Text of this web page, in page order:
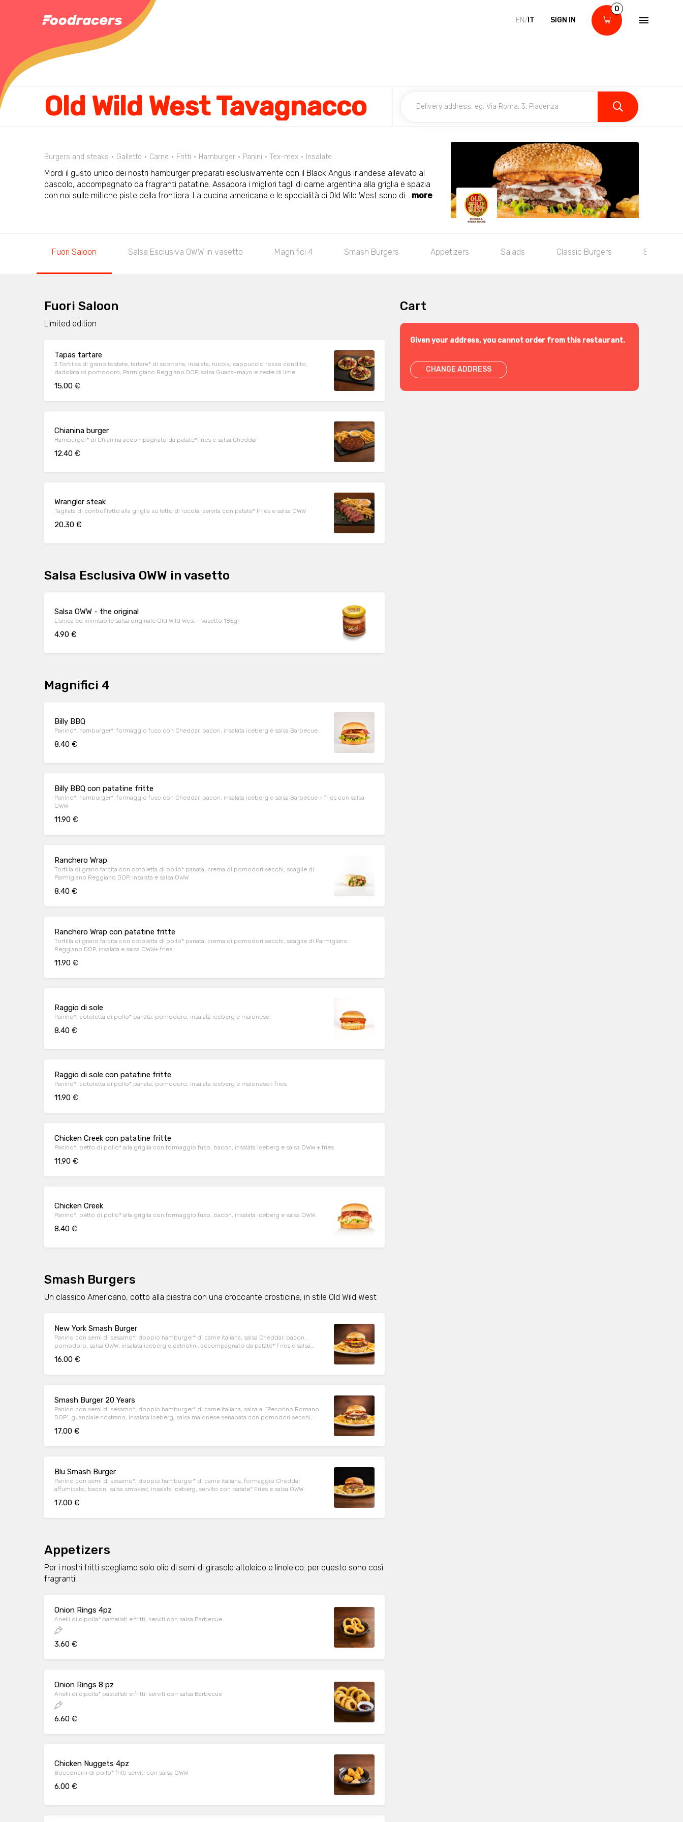
EN/ IT SIGN IN
0
Old Wild West Tavagnacco
Burgers and steaks Galletto Carne Fritti Hamburger Panini Tex-mex Insalate
Mordi il gusto unico dei nostri hamburger preparati esclusivamente con il Black Angus irlandese allevato al
pascolo, accompagnato da fragranti patatine. Assapora i migliori tagli di carne argentina alla griglia e spazia
con noi sulle mitiche piste della frontiera. La cucina americana e le specialità di Old Wild West sono di... more
Fuori Saloon Salsa Esclusiva OWW in vasetto Magnifici 4 Smash Burgers Appetizers Salads Classic Burgers Special
Fuori Saloon
Limited edition
Tapas tartare
3 Tortillas di grano tostate, tartare* di scottona, insalata, rucola, cappuccio rosso condito,
dadolata di pomodoro, Parmigiano Reggiano DOP, salsa Guaca-mayo e zeste di lime
15.00 €
Chianina burger
Hamburger* di Chianina accompagnato da patate*Fries e salsa Cheddar
12.40 €
Wrangler steak
Tagliata di controfiletto alla griglia su letto di rucola, servita con patate* Fries e salsa OWW
20.30 €
Salsa Esclusiva OWW in vasetto
Salsa OWW - the original
L'unica ed inimitabile salsa originale Old Wild West - vasetto 185gr
4.90 €
Magnifici 4
Billy BBQ
Panino*, hamburger*, formaggio fuso con Cheddar, bacon, insalata iceberg e salsa Barbecue.
8.40 €
Billy BBQ con patatine fritte
Panino*, hamburger*, formaggio fuso con Cheddar, bacon, insalata iceberg e salsa Barbecue + fries con salsa
OWW
11.90 €
Ranchero Wrap
Tortilla di grano farcita con cotoletta di pollo* panata, crema di pomodori secchi, scaglie di
Parmigiano Reggiano DOP, insalata e salsa OWW
8.40 €
Ranchero Wrap con patatine fritte
Tortilla di grano farcita con cotoletta di pollo* panata, crema di pomodori secchi, scaglie di Parmigiano
Reggiano DOP, insalata e salsa OWW+ fries
11.90 €
Raggio di sole
Panino*, cotoletta di pollo* panata, pomodoro, insalata iceberg e maionese.
8.40 €
Raggio di sole con patatine fritte
Panino*, cotoletta di pollo* panata, pomodoro, insalata iceberg e maionese+ fries
11.90 €
Chicken Creek con patatine fritte
Panino*, petto di pollo* alla griglia con formaggio fuso, bacon, insalata iceberg e salsa OWW + fries
11.90 €
Chicken Creek
Panino*, petto di pollo* alla griglia con formaggio fuso, bacon, insalata iceberg e salsa OWW
8.40 €
Smash Burgers
Un classico Americano, cotto alla piastra con una croccante crosticina, in stile Old Wild West
New York Smash Burger
Panino con semi di sesamo*, doppio hamburger* di carne italiana, salsa Cheddar, bacon,
pomodoro, salsa OWW, insalata iceberg e cetriolini, accompagnato da patate* Fries e salsa
16.00 €
Smash Burger 20 Years
Panino con semi di sesamo*, doppio hamburger* di carne italiana, salsa al "Pecorino Romano
DOP", guanciale nostrano, insalata iceberg, salsa maionese senapata con pomodori secchi,
17.00 €
Blu Smash Burger
Panino con semi di sesamo*, doppio hamburger* di carne italiana, formaggio Cheddar
affumicato, bacon, salsa smoked, insalata iceberg, servito con patate* Fries e salsa OWW.
17.00 €
Appetizers
Per i nostri fritti scegliamo solo olio di semi di girasole altoleico e linoleico: per questo sono così
fragranti!
Onion Rings 4pz
Anelli di cipolla* pastellati e fritti, serviti con salsa Barbecue
3.60 €
Onion Rings 8 pz
Anelli di cipolla* pastellati e fritti, serviti con salsa Barbecue
6.60 €
Chicken Nuggets 4pz
Bocconcini di pollo* fritti serviti con salsa OWW
6.00 €
Cart
Given your address, you cannot order from this restaurant.
CHANGE ADDRESS